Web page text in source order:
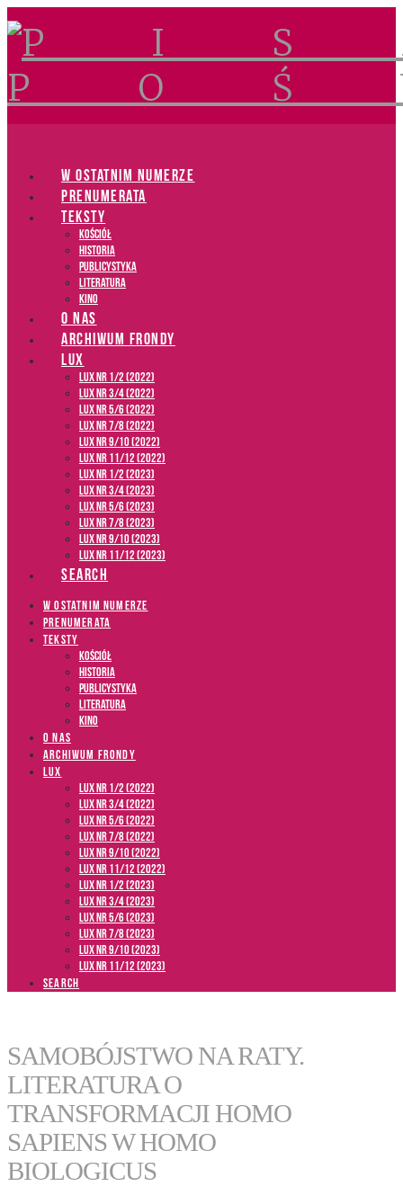
W OSTATNIM NUMERZE
PRENUMERATA
TEKSTY
Kościół
Historia
Publicystyka
Literatura
Kino
O NAS
ARCHIWUM FRONDY
LUX
LUX NR 1/2 (2022)
LUX NR 3/4 (2022)
LUX NR 5/6 (2022)
LUX NR 7/8 (2022)
LUX nr 9/10 (2022)
LUX NR 11/12 (2022)
LUX NR 1/2 (2023)
LUX NR 3/4 (2023)
LUX NR 5/6 (2023)
LUX NR 7/8 (2023)
LUX NR 9/10 (2023)
LUX NR 11/12 (2023)
SEARCH
W OSTATNIM NUMERZE
PRENUMERATA
TEKSTY
Kościół
Historia
Publicystyka
Literatura
Kino
O NAS
ARCHIWUM FRONDY
LUX
LUX NR 1/2 (2022)
LUX NR 3/4 (2022)
LUX NR 5/6 (2022)
LUX NR 7/8 (2022)
LUX nr 9/10 (2022)
LUX NR 11/12 (2022)
LUX NR 1/2 (2023)
LUX NR 3/4 (2023)
LUX NR 5/6 (2023)
LUX NR 7/8 (2023)
LUX NR 9/10 (2023)
LUX NR 11/12 (2023)
SEARCH
SAMOBÓJSTWO NA RATY.
LITERATURA O
TRANSFORMACJI HOMO
SAPIENS W HOMO
BIOLOGICUS